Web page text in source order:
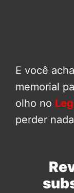
E você
memorial
olho no
perder